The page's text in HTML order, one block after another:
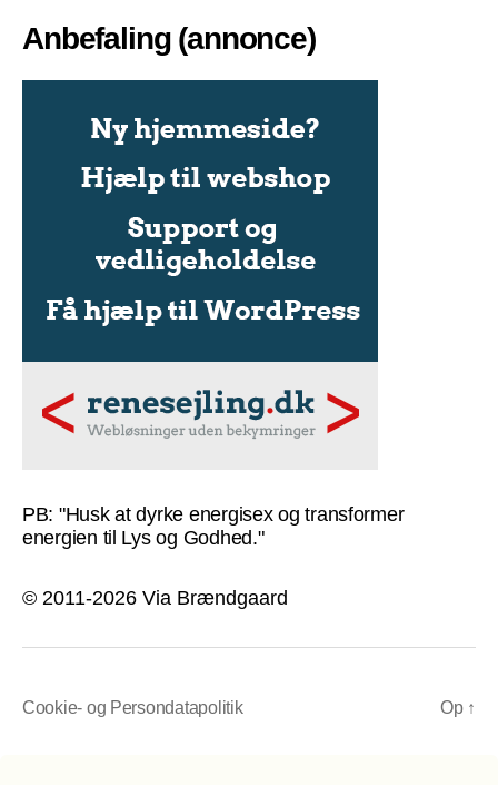
Anbefaling (annonce)
PB: "Husk at dyrke energisex og transformer
energien til Lys og Godhed."
© 2011-2026 Via Brændgaard
Cookie- og Persondatapolitik Op ↑